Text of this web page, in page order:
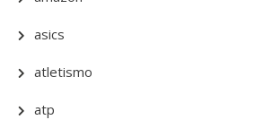
asics
atletismo
atp